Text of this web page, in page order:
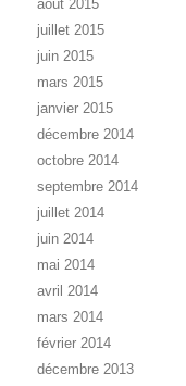
août 2015
juillet 2015
juin 2015
mars 2015
janvier 2015
décembre 2014
octobre 2014
septembre 2014
juillet 2014
juin 2014
mai 2014
avril 2014
mars 2014
février 2014
décembre 2013